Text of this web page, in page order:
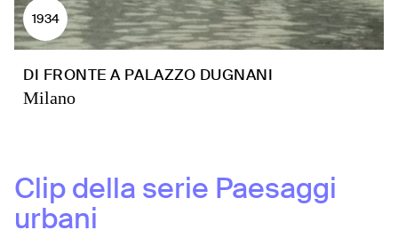
1934
DI FRONTE A PALAZZO DUGNANI
Milano
Clip della serie Paesaggi
urbani